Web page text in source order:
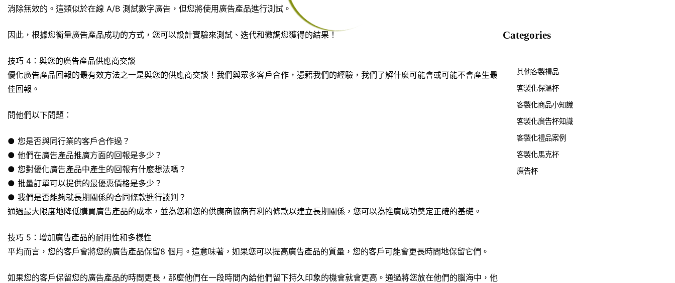
消除無效的。這類似於在線 A/B 測試數字廣告，但您將使用廣告產品進行測試。
因此，根據您衡量廣告產品成功的方式，您可以設計實驗來測試、迭代和微調您獲得的結果！
技巧 4：與您的廣告產品供應商交談
優化廣告產品回報的最有效方法之一是與您的供應商交談！我們與眾多客戶合作，憑藉我們的經驗，我們了解什麼可能會或可能不會產生最
佳回報。
問他們以下問題：
● 您是否與同行業的客戶合作過？
● 他們在廣告產品推廣方面的回報是多少？
● 您對優化廣告產品中產生的回報有什麼想法嗎？
● 批量訂單可以提供的最優惠價格是多少？
● 我們是否能夠就長期關係的合同條款進行談判？
通過最大限度地降低購買廣告產品的成本，並為您和您的供應商協商有利的條款以建立長期關係，您可以為推廣成功奠定正確的基礎。
技巧 5：增加廣告產品的耐用性和多樣性
平均而言，您的客戶會將您的廣告產品保留8 個月。這意味著，如果您可以提高廣告產品的質量，您的客戶可能會更長時間地保留它們。
如果您的客戶保留您的廣告產品的時間更長，那麼他們在一段時間內給他們留下持久印象的機會就會更高。通過將您放在他們的腦海中，他
Categories
其他客製禮品
客製化保溫杯
客製化商品小知識
客製化廣告杯知識
客製化禮品案例
客製化馬克杯
廣告杯